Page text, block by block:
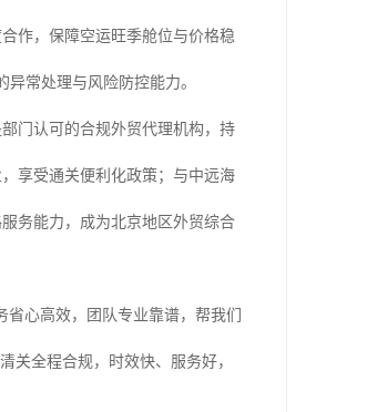
作，保障空运旺季舱位与价格稳
常处理与风险防控能力。
门认可的合规外贸代理机构，持
享受通关便利化政策；与中远海
务能力，成为北京地区外贸综合
心高效，团队专业靠谱，帮我们
关全程合规，时效快、服务好，